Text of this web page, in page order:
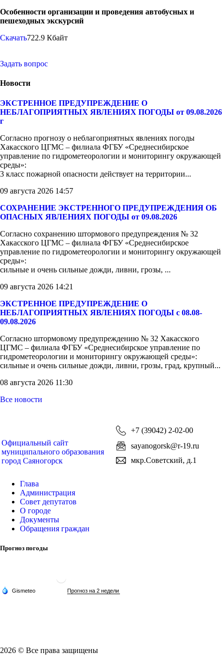
Особенности организации и проведения автобусных и
пешеходных экскурсий
Скачать722.9 Кбайт
Задать вопрос
Новости
ЭКСТРЕННОЕ ПРЕДУПРЕЖДЕНИЕ О
НЕБЛАГОПРИЯТНЫХ ЯВЛЕНИЯХ ПОГОДЫ от 09.08.2026
г
Согласно прогнозу о неблагоприятных явлениях погоды
Хакасского ЦГМС – филиала ФГБУ «Среднесибирское
управление по гидрометеорологии и мониторингу окружающей
среды»:
3 класс пожарной опасности действует на территории...
09 августа 2026 14:57
СОХРАНЕНИЕ ЭКСТРЕННОГО ПРЕДУПРЕЖДЕНИЯ ОБ
ОПАСНЫХ ЯВЛЕНИЯХ ПОГОДЫ от 09.08.2026
Согласно сохранению штормового предупреждения № 32
Хакасского ЦГМС – филиала ФГБУ «Среднесибирское
управление по гидрометеорологии и мониторингу окружающей
среды»:
сильные и очень сильные дожди, ливни, грозы, ...
09 августа 2026 14:21
ЭКСТРЕННОЕ ПРЕДУПРЕЖДЕНИЕ О
НЕБЛАГОПРИЯТНЫХ ЯВЛЕНИЯХ ПОГОДЫ с 08.08-
09.08.2026
Согласно штормовому предупреждению № 32 Хакасского
ЦГМС – филиала ФГБУ «Среднесибирское управление по
гидрометеорологии и мониторингу окружающей среды»:
сильные и очень сильные дожди, ливни, грозы, град, крупный...
08 августа 2026 11:30
Все новости
Официальный сайт
муниципального образования
город Саяногорск
+7 (39042) 2-02-00
sayanogorsk@r-19.ru
мкр.Советский, д.1
Глава
Администрация
Совет депутатов
О городе
Документы
Обращения граждан
Прогноз погоды
2026 © Все права защищены